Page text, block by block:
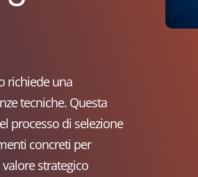
richiede una
tecniche. Questa
processo di selezione
concreti per
strategico